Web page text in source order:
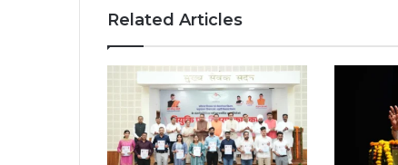
Related Articles